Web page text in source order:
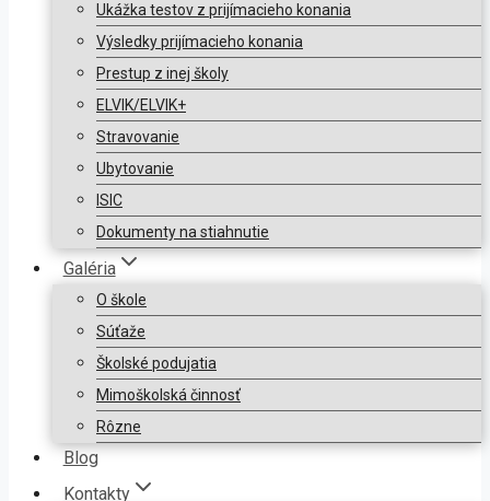
Ukážka testov z prijímacieho konania
Výsledky prijímacieho konania
Prestup z inej školy
ELVIK/ELVIK+
Stravovanie
Ubytovanie
ISIC
Dokumenty na stiahnutie
Galéria
O škole
Súťaže
Školské podujatia
Mimoškolská činnosť
Rôzne
Blog
Kontakty